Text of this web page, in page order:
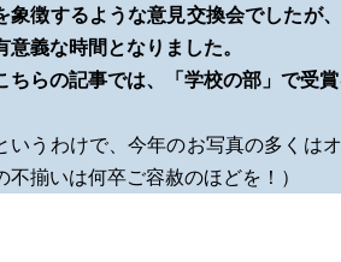
象徴するような意見交換会でしたが
意義な時間となりました。
ちらの記事では、「学校の部」で受
いうわけで、今年のお写真の多くは
不揃いは何卒ご容赦のほどを！）